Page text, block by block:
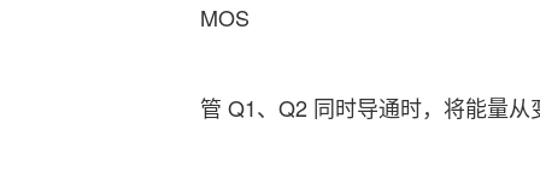
MOS
管 Q1、Q2 同时导通时，将能量